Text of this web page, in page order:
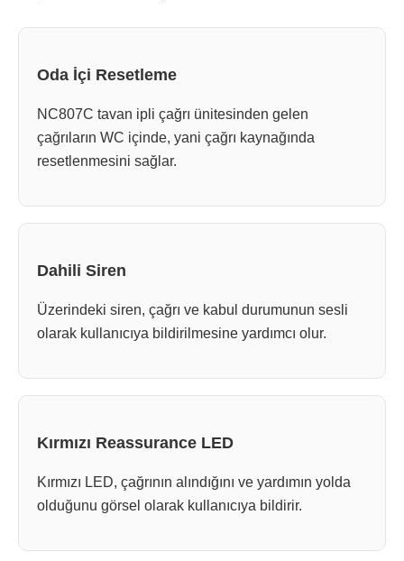
Oda İçi Resetleme
NC807C tavan ipli çağrı ünitesinden gelen
çağrıların WC içinde, yani çağrı kaynağında
resetlenmesini sağlar.
Dahili Siren
Üzerindeki siren, çağrı ve kabul durumunun sesli
olarak kullanıcıya bildirilmesine yardımcı olur.
Kırmızı Reassurance LED
Kırmızı LED, çağrının alındığını ve yardımın yolda
olduğunu görsel olarak kullanıcıya bildirir.